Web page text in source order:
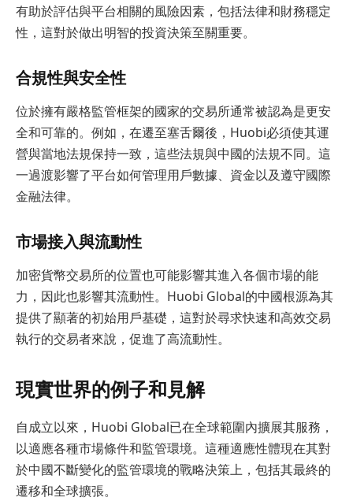
有助於評估與平台相關的風險因素，包括法律和財務穩定
性，這對於做出明智的投資決策至關重要。
合規性與安全性
位於擁有嚴格監管框架的國家的交易所通常被認為是更安
全和可靠的。例如，在遷至塞舌爾後，Huobi必須使其運
營與當地法規保持一致，這些法規與中國的法規不同。這
一過渡影響了平台如何管理用戶數據、資金以及遵守國際
金融法律。
市場接入與流動性
加密貨幣交易所的位置也可能影響其進入各個市場的能
力，因此也影響其流動性。Huobi Global的中國根源為其
提供了顯著的初始用戶基礎，這對於尋求快速和高效交易
執行的交易者來說，促進了高流動性。
現實世界的例子和見解
自成立以來，Huobi Global已在全球範圍內擴展其服務，
以適應各種市場條件和監管環境。這種適應性體現在其對
於中國不斷變化的監管環境的戰略決策上，包括其最終的
遷移和全球擴張。